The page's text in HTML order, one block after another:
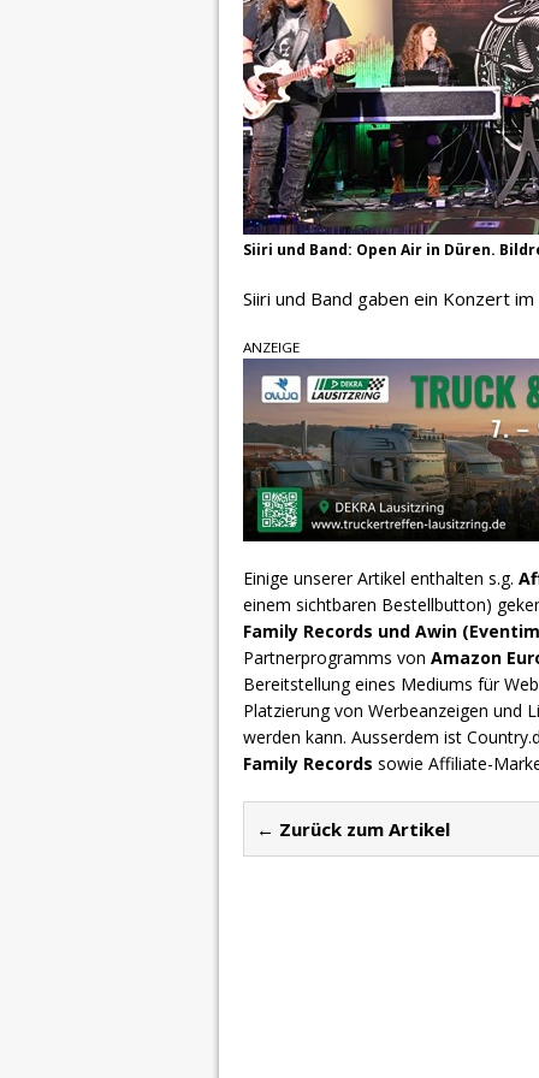
Siiri und Band: Open Air in Düren.
Siiri und Band gaben ein Konzert
ANZEIGE
Einige unserer Artikel enthalten s.g.
einem sichtbaren Bestellbutton)
Family Records und Awin
Partnerprogramms von Amazon
Bereitstellung eines Mediums für
Platzierung von Werbeanzeigen und
werden kann. Ausserdem ist
Family Records sowie Affiliate-
← Zurück zum Artikel